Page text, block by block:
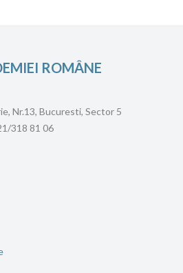
ROMÂNE
Nr.13, Bucuresti, Sector 5
318 81 06